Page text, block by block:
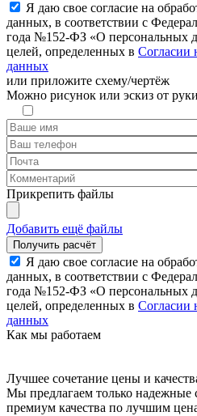
Я даю свое согласие на
данных, в соответствии с
года №152-ФЗ «О персональных
целей, определенных в Согласии
данных
или приложите схему/чертёж
Можно рисунок или эскиз от руки
Прикрепить файлы
Добавить ещё файлы
Я даю свое согласие на
данных, в соответствии с
года №152-ФЗ «О персональных
целей, определенных в Согласии
данных
Как мы работаем
Лучшее сочетание цены и
Мы предлагаем только надежные
премиум качества по лучшим